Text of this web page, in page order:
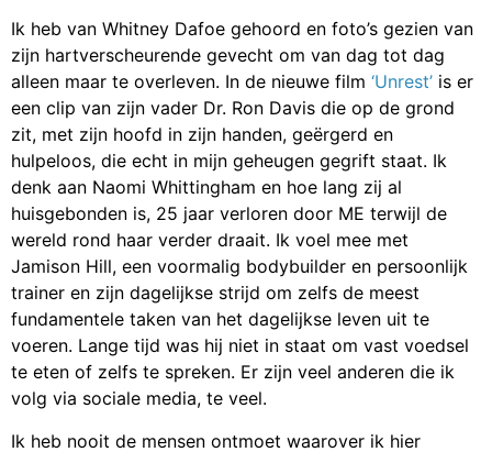
Ik heb van Whitney Dafoe gehoord en foto’s gezien van
zijn hartverscheurende gevecht om van dag tot dag
alleen maar te overleven. In de nieuwe film ‘Unrest’ is er
een clip van zijn vader Dr. Ron Davis die op de grond
zit, met zijn hoofd in zijn handen, geërgerd en
hulpeloos, die echt in mijn geheugen gegrift staat. Ik
denk aan Naomi Whittingham en hoe lang zij al
huisgebonden is, 25 jaar verloren door ME terwijl de
wereld rond haar verder draait. Ik voel mee met
Jamison Hill, een voormalig bodybuilder en persoonlijk
trainer en zijn dagelijkse strijd om zelfs de meest
fundamentele taken van het dagelijkse leven uit te
voeren. Lange tijd was hij niet in staat om vast voedsel
te eten of zelfs te spreken. Er zijn veel anderen die ik
volg via sociale media, te veel.
Ik heb nooit de mensen ontmoet waarover ik hier